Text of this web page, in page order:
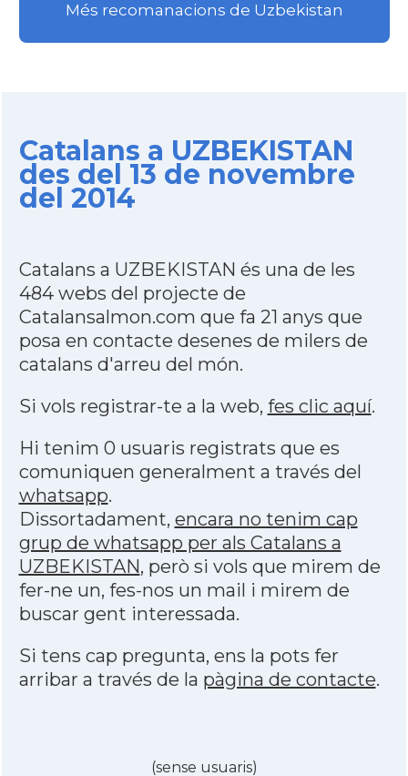
Més recomanacions de Uzbekistan
Catalans a UZBEKISTAN
des del 13 de novembre
del 2014
Catalans a UZBEKISTAN és una de les
484 webs del projecte de
Catalansalmon.com que fa 21 anys que
posa en contacte desenes de milers de
catalans d'arreu del món.
Si vols registrar-te a la web, fes clic aquí.
Hi tenim 0 usuaris registrats que es
comuniquen generalment a través del
whatsapp.
Dissortadament, encara no tenim cap
grup de whatsapp per als Catalans a
UZBEKISTAN, però si vols que mirem de
fer-ne un, fes-nos un mail i mirem de
buscar gent interessada.
Si tens cap pregunta, ens la pots fer
arribar a través de la pàgina de contacte.
(sense usuaris)